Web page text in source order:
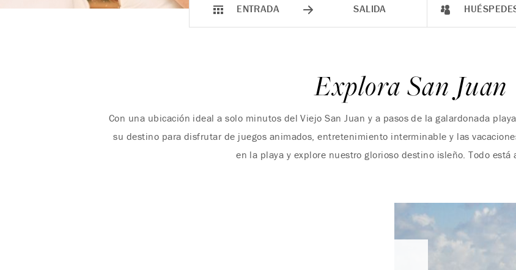
ENTRADA SALIDA
Explora San Juan
Con una ubicación ideal a solo minutos del Viejo San Juan y a pasos de la galardonada
su destino para disfrutar de juegos animados, entretenimiento interminable y las
en la playa y explore nuestro glorioso destino isleño. Todo está